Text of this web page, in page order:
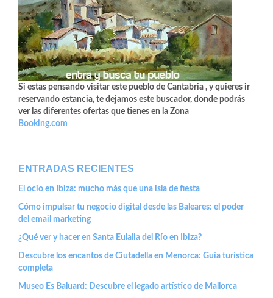
Si estas pensando visitar este pueblo de Cantabria , y quieres ir
reservando estancia, te dejamos este buscador, donde podrás
ver las diferentes ofertas que tienes en la Zona
Booking.com
ENTRADAS RECIENTES
El ocio en Ibiza: mucho más que una isla de fiesta
Cómo impulsar tu negocio digital desde las Baleares: el poder
del email marketing
¿Qué ver y hacer en Santa Eulalia del Río en Ibiza?
Descubre los encantos de Ciutadella en Menorca: Guía turística
completa
Museo Es Baluard: Descubre el legado artístico de Mallorca